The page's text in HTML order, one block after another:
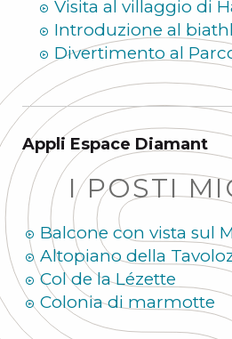
Visita al villaggio di
Introduzione al
Divertimento al
Appli Espace Diamant
I POSTI
Balcone con vista sul
Altopiano della
Col de la Lézette
Colonia di marmotte